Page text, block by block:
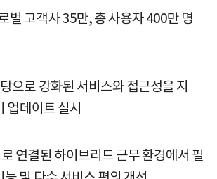
벌 고객사 35만, 총 사용자 400만 명
으로 강화된 서비스와 접근성을 지
업데이트 실시
연결된 하이브리드 근무 환경에서 필